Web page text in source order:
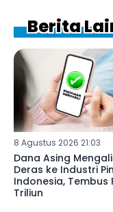
Berita
8 Agustus 2026 21:03
Dana Asing
Deras ke Industri
Indonesia, Tembus
Triliun